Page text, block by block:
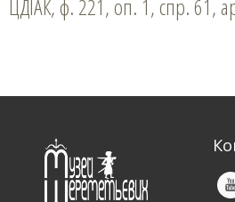
ЦДІАК, ф. 221, оп. 1, спр. 61,